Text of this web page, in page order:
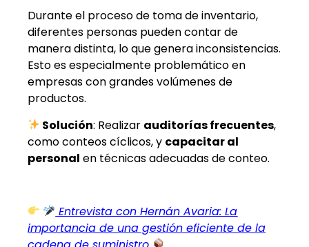
Durante el proceso de toma de inventario,
diferentes personas pueden contar de
manera distinta, lo que genera inconsistencias.
Esto es especialmente problemático en
empresas con grandes volúmenes de
productos.
Solución: Realizar auditorías frecuentes,
como conteos cíclicos, y capacitar al
personal en técnicas adecuadas de conteo.
Entrevista con Hernán Avaria: La
importancia de una gestión eficiente de la